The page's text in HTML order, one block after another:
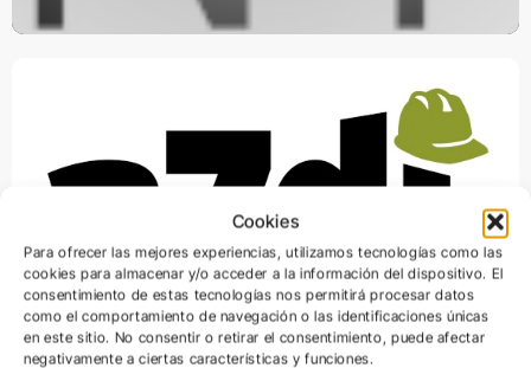
Cookies
Para ofrecer las mejores experiencias, utilizamos tecnologías como las
cookies para almacenar y/o acceder a la información del dispositivo. El
consentimiento de estas tecnologías nos permitirá procesar datos
como el comportamiento de navegación o las identificaciones únicas
en este sitio. No consentir o retirar el consentimiento, puede afectar
negativamente a ciertas características y funciones.